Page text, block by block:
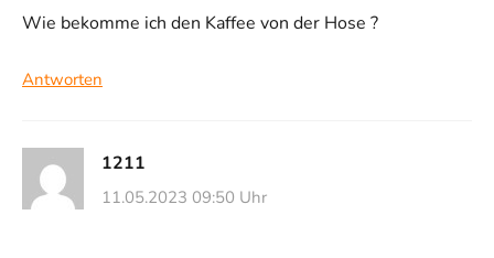
Wie bekomme ich den Kaffee von der Hose ?
Antworten
1211
11.05.2023 09:50 Uhr